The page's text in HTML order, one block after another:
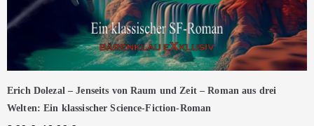
Erich Dolezal – Jenseits von Raum und Zeit – Roman aus drei
Welten: Ein klassischer Science-Fiction-Roman